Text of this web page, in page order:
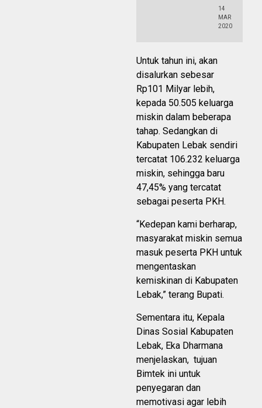
14
MAR
2020
Untuk tahun ini, akan
disalurkan sebesar
Rp101 Milyar lebih,
kepada 50.505 keluarga
miskin dalam beberapa
tahap. Sedangkan di
Kabupaten Lebak sendiri
tercatat 106.232 keluarga
miskin, sehingga baru
47,45% yang tercatat
sebagai peserta PKH.
“Kedepan kami berharap,
masyarakat miskin semua
masuk peserta PKH untuk
mengentaskan
kemiskinan di Kabupaten
Lebak,” terang Bupati.
Sementara itu, Kepala
Dinas Sosial Kabupaten
Lebak, Eka Dharmana
menjelaskan, tujuan
Bimtek ini untuk
penyegaran dan
memotivasi agar lebih